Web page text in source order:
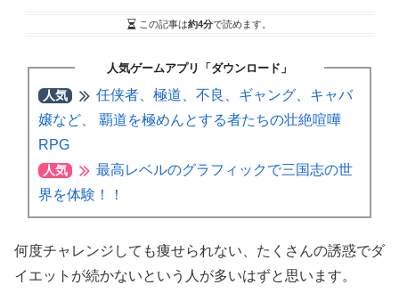
この記事は約4分で読めます。
人気ゲームアプリ「ダウンロード」
人気
任侠者、極道、不良、ギャング、キャバ
嬢など、 覇道を極めんとする者たちの壮絶喧嘩
RPG
人気
最高レベルのグラフィックで三国志の世
界を体験！！
何度チャレンジしても痩せられない、たくさんの誘惑でダ
イエットが続かないという人が多いはずと思います。